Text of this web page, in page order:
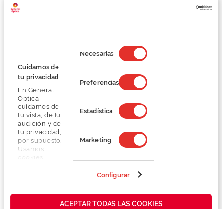
Cuidamos de
tu privacidad
En General
Optica
cuidamos de
tu vista, de tu
audición y de
tu privacidad,
por supuesto.
Usamos
propias y de
cómo mejorar
de
consentimiento
Necesarias
Preferencias
Estadística
Marketing
Configurar
ACEPTAR TODAS LAS COOKIES
Polaroid PLD 6212/S/X
56,99 €